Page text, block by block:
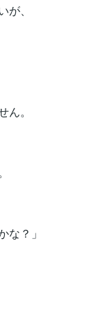
、
。
な？」